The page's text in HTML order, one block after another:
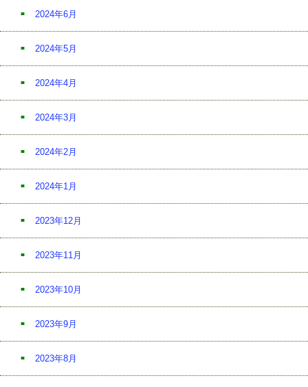
2024年6月
2024年5月
2024年4月
2024年3月
2024年2月
2024年1月
2023年12月
2023年11月
2023年10月
2023年9月
2023年8月